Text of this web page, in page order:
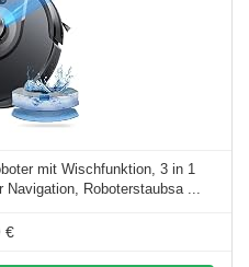
mit Wischfunktion, 3 in 1
Navigation, Roboterstaubsa ...
€